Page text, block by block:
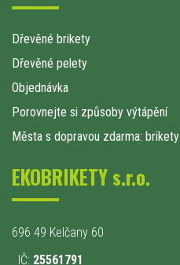
Dřevěné brikety
Dřevěné pelety
Objednávka
Porovnejte si způsoby výtápění
Města s dopravou zdarma: brikety
EKOBRIKETY s.r.o.
696 49 Kelčany 60
IČ: 25561791